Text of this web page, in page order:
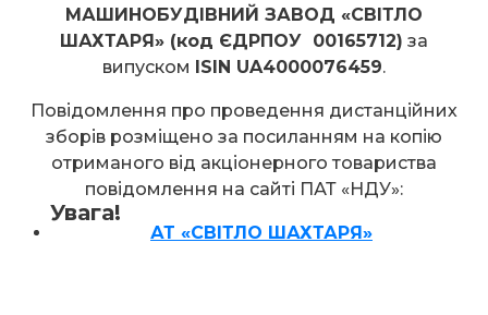
Увага!
МАШИНОБУДІВНИЙ ЗАВОД «СВІТЛО
ШАХТАРЯ» (код ЄДРПОУ 00165712) за
випуском ISIN UA4000076459.
Повідомлення про проведення дистанційних
зборів розміщено за посиланням на копію
отриманого від акціонерного товариства
повідомлення на сайті ПАТ «НДУ»:
АТ «СВІТЛО ШАХТАРЯ»